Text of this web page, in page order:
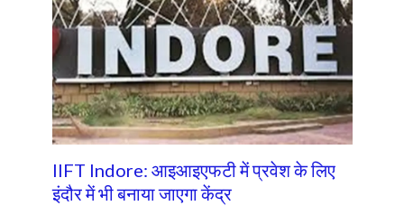
IIFT Indore: आइआइएफटी में प्रवेश के लिए
इंदौर में भी बनाया जाएगा केंद्र